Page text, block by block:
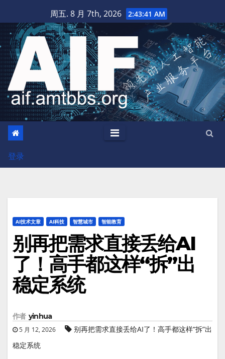
至
内
容
周五. 8 月 7th, 2026 2:43:42 AM
登录
AI技术文章 AI科技 智慧城市 智能教育
别再把需求直接丢给AI
了！高手都这样“拆”出
稳定系统
作者 yinhua
5 月 12, 2026
别再把需求直接丢给AI了！高手都这样“拆”出
稳定系统